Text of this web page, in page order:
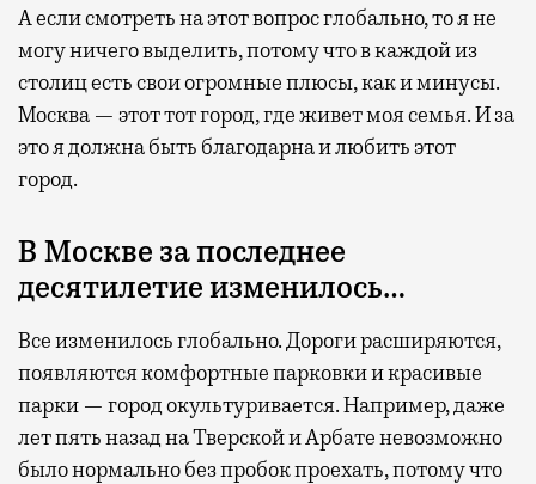
А если смотреть на этот вопрос глобально, то я не
могу ничего выделить, потому что в каждой из
столиц есть свои огромные плюсы, как и минусы.
Москва — этот тот город, где живет моя семья. И за
это я должна быть благодарна и любить этот
город.
В Москве за последнее
десятилетие изменилось…
Все изменилось глобально. Дороги расширяются,
появляются комфортные парковки и красивые
парки — город окультуривается. Например, даже
лет пять назад на Тверской и Арбате невозможно
было нормально без пробок проехать, потому что